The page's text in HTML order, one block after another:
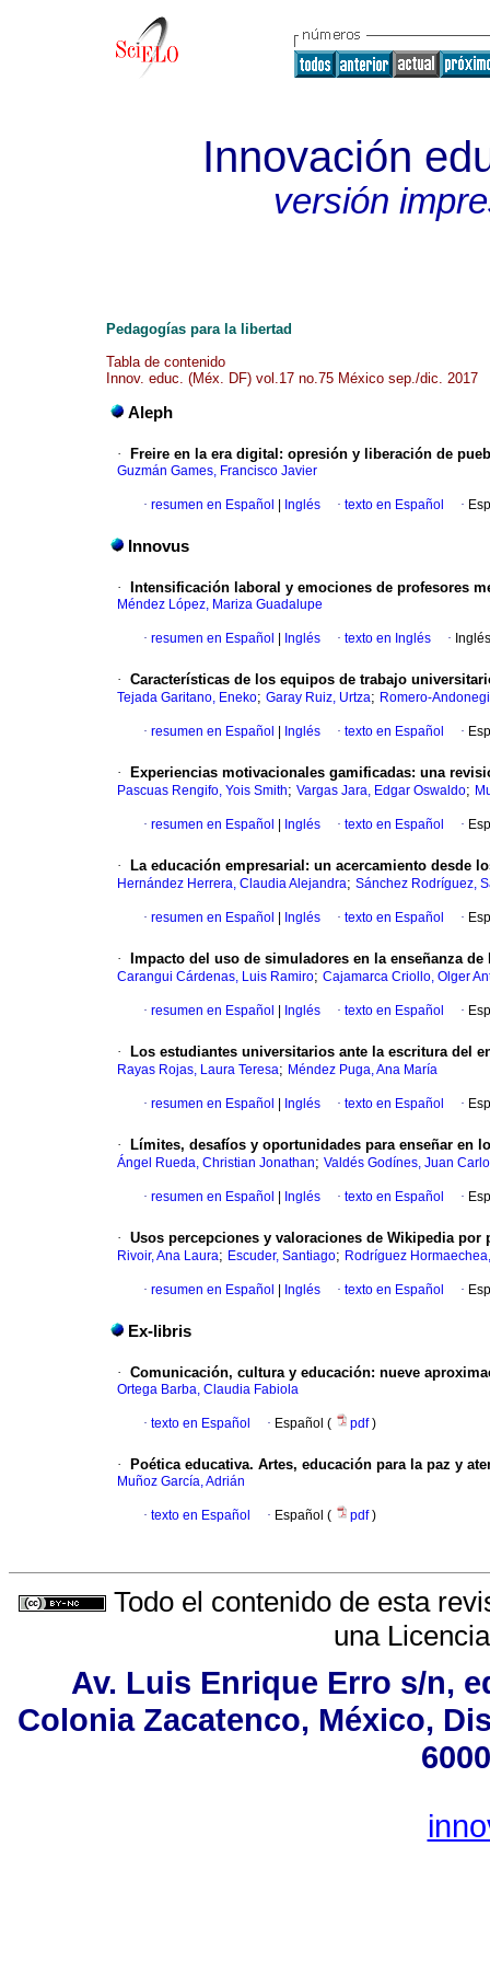
Innovación
versión
Pedagogías para la libertad
Tabla de contenido
Innov. educ. (Méx. DF) vol.17 no.75 México sep./dic. 2017
Aleph
· Freire en la era digital: opresión y liberación de
Guzmán Games, Francisco Javier
· resumen en Español Inglés · texto en Español ·
Innovus
· Intensificación laboral y emociones de profesores
Méndez López, Mariza Guadalupe
· resumen en Español Inglés · texto en Inglés ·
· Características de los equipos de trabajo
Tejada Garitano, Eneko; Garay Ruiz, Urtza; Romero-
· resumen en Español Inglés · texto en Español ·
· Experiencias motivacionales gamificadas: una
Pascuas Rengifo, Yois Smith; Vargas Jara, Edgar Oswaldo;
· resumen en Español Inglés · texto en Español ·
· La educación empresarial: un acercamiento desde
Hernández Herrera, Claudia Alejandra; Sánchez Rodríguez,
· resumen en Español Inglés · texto en Español ·
· Impacto del uso de simuladores en la enseñanza
Carangui Cárdenas, Luis Ramiro; Cajamarca Criollo, Olger
· resumen en Español Inglés · texto en Español ·
· Los estudiantes universitarios ante la escritura del
Rayas Rojas, Laura Teresa; Méndez Puga, Ana María
· resumen en Español Inglés · texto en Español ·
· Límites, desafíos y oportunidades para enseñar en
Ángel Rueda, Christian Jonathan; Valdés Godínes, Juan
· resumen en Español Inglés · texto en Español ·
· Usos percepciones y valoraciones de Wikipedia por
Rivoir, Ana Laura; Escuder, Santiago; Rodríguez
· resumen en Español Inglés · texto en Español ·
Ex-libris
· Comunicación, cultura y educación: nueve
Ortega Barba, Claudia Fabiola
· texto en Español · Español ( pdf)
· Poética educativa. Artes, educación para la paz y
Muñoz García, Adrián
· texto en Español · Español ( pdf)
Todo el contenido de esta
una
Av. Luis Enrique Erro s/n,
Colonia Zacatenco, México,